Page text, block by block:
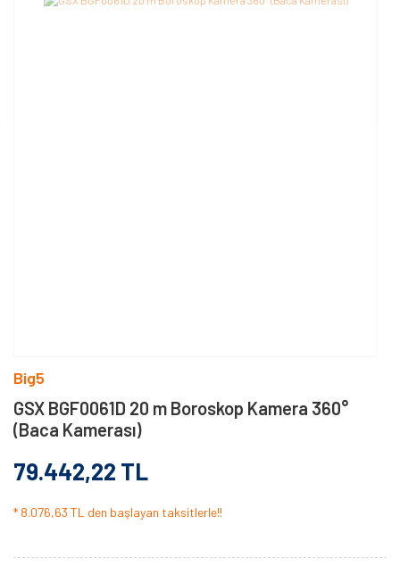
Big5
GSX BGF0061D 20 m Boroskop Kamera 360°
(Baca Kamerası)
79.442,22 TL
* 8.076,63 TL den başlayan taksitlerle!!